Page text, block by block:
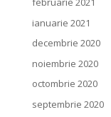
ianuarie 2021
decembrie 2020
noiembrie 2020
octombrie 2020
septembrie 2020